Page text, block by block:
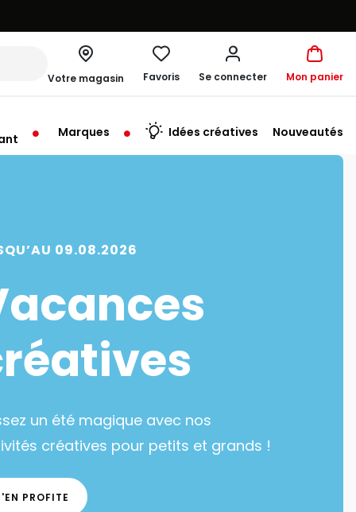
Votre magasin
à 20:00
Favoris Se connecter Mon panier
Marques Idées créatives Nouveautés
09.08.2026
un été magique avec nos
créatives pour petits et grands !
PROFITE